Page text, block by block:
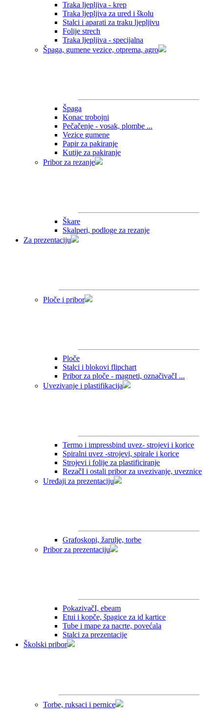
Traka ljepljiva - krep
Traka ljepljiva za ured i školu
Stalci i aparati za traku ljepljivu
Folije strech
Traka ljepljiva - specijalna
Špaga, gumene vezice, otprema, agro
Špaga
Konac trobojni
Pečačenje - vosak, plombe ...
Vezice gumene
Papir za pakiranje
Kutije za pakiranje
Pribor za rezanje
Škare
Skalperi, podloge za rezanje
Za prezentaciju
Ploče i pribor
Ploče
Stalci i blokovi flipchart
Pribor za ploče - magneti, označivačI ...
Uvezivanje i plastifikacija
Termo i impressbind uvez- strojevi i korice
Spiralni uvez -strojevi, spirale i korice
Strojevi i folije za plastificiranje
RezačI i ostali pribor za uvezivanje, uveznice
Uređaji za prezentaciju
Grafoskopi, žarulje, torbe
Pribor za prezentaciju
PokazivačI, ebeam
Etui i kopče, špagice za id kartice
Tube i mape za nacrte, povećala
Stalci za prezentacije
Školski pribor
Torbe, ruksaci i pernice